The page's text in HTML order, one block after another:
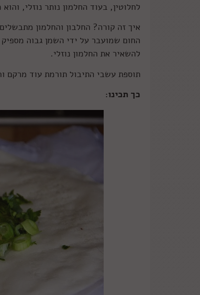
לחלוטין, בעוד החלמון נותר נוזלי,
איך זה קורה? החלבון והחלמון
החום שמועבר על ידי השמן גבוה
להשאיר את החלמון נוזלי.
תוספת עשבי התיבול תורמת עוד מרקם
כך תכינו: